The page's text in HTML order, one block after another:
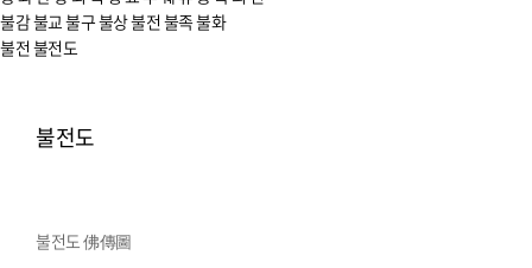
불감불교 불구불상불전 불족불화
불전 불전도
불전도
불전도 佛傳圖